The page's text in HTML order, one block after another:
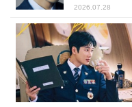
2026.07.28